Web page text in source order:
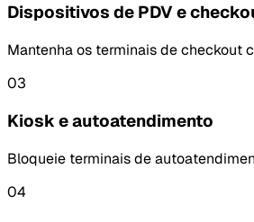
Dispositivos de PDV e
Mantenha os terminais de checkout
03
Kiosk e autoatendimento
Bloqueie terminais de
04